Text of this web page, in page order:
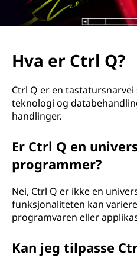
Hva er Ctrl Q?
Ctrl Q er en
teknologi og
handlinger.
Er Ctrl Q en
programmer?
Nei, Ctrl Q er ikke en
funksjonaliteten kan
programvaren eller
Kan jeg tilpasse